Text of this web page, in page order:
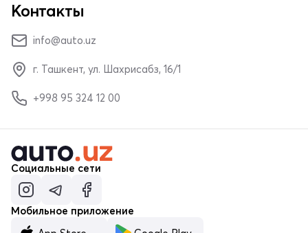
Контакты
info@auto.uz
г. Ташкент, ул. Шахрисабз, 16/1
+998 95 324 12 00
Социальные сети
Мобильное приложение